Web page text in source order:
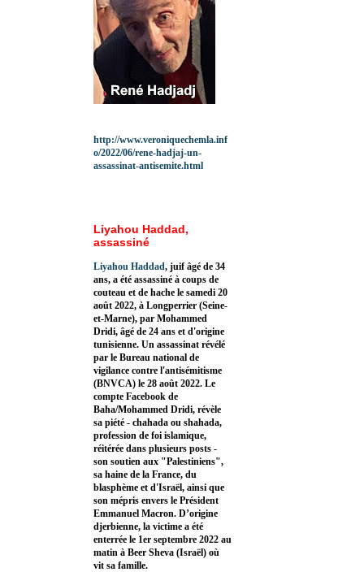
http://www.veroniquechemla.inf
o/2022/06/rene-hadjaj-un-
assassinat-antisemite.html
Liyahou Haddad,
assassiné
Liyahou Haddad, juif âgé de 34
ans, a été assassiné à coups de
couteau et de hache le samedi 20
août 2022, à Longperrier (Seine-
et-Marne), par Mohammed
Dridi, âgé de 24 ans et d'origine
tunisienne. Un assassinat révélé
par le Bureau national de
vigilance contre l'antisémitisme
(BNVCA) le 28 août 2022. Le
compte Facebook de
Baha/Mohammed Dridi, révèle
sa piété - chahada ou shahada,
profession de foi islamique,
réitérée dans plusieurs posts -
son soutien aux "Palestiniens",
sa haine de la France, du
blasphème et d'Israël, ainsi que
son mépris envers le Président
Emmanuel Macron. D’origine
djerbienne, la victime a été
enterrée le 1er septembre 2022 au
matin à Beer Sheva (Israël) où
vit sa famille.